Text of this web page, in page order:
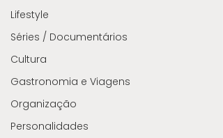
Lifestyle
Séries / Documentários
Cultura
Gastronomia e Viagens
Organização
Personalidades